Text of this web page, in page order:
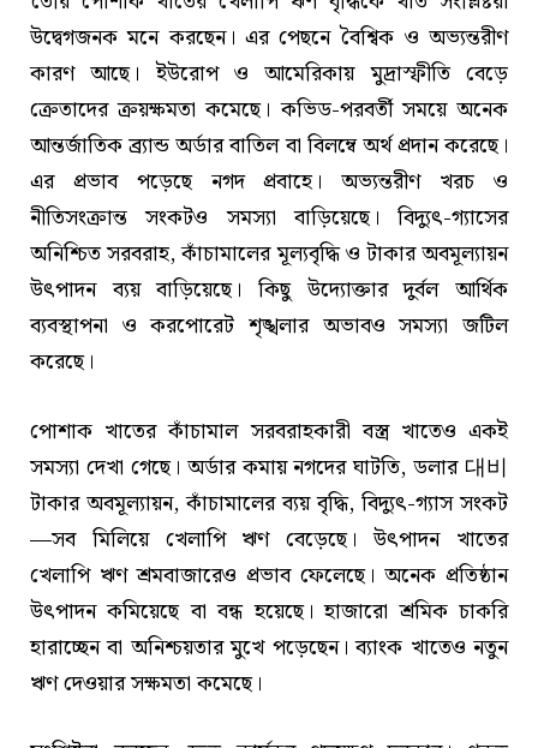
উদ্বেগজনক মনে করছেন। এর পেছনে বৈশ্বিক ও অভ্যন্তরীণ
কারণ আছে। ইউরোপ ও আমেরিকায় মুদ্রাস্ফীতি বেড়ে
ক্রেতাদের ক্রয়ক্ষমতা কমেছে। কভিড-পরবর্তী সময়ে অনেক
আন্তর্জাতিক ব্র্যান্ড অর্ডার বাতিল বা বিলম্বে অর্থ প্রদান করেছে।
এর প্রভাব পড়েছে নগদ প্রবাহে। অভ্যন্তরীণ খরচ ও
নীতিসংক্রান্ত সংকটও সমস্যা বাড়িয়েছে। বিদ্যুৎ-গ্যাসের
অনিশ্চিত সরবরাহ, কাঁচামালের মূল্যবৃদ্ধি ও টাকার অবমূল্যায়ন
উৎপাদন ব্যয় বাড়িয়েছে। কিছু উদ্যোক্তার দুর্বল আর্থিক
ব্যবস্থাপনা ও করপোরেট শৃঙ্খলার অভাবও সমস্যা জটিল
করেছে।
পোশাক খাতের কাঁচামাল সরবরাহকারী বস্ত্র খাতেও একই
সমস্যা দেখা গেছে। অর্ডার কমায় নগদের ঘাটতি, ডলার 대비
টাকার অবমূল্যায়ন, কাঁচামালের ব্যয় বৃদ্ধি, বিদ্যুৎ-গ্যাস সংকট
—সব মিলিয়ে খেলাপি ঋণ বেড়েছে। উৎপাদন খাতের
খেলাপি ঋণ শ্রমবাজারেও প্রভাব ফেলেছে। অনেক প্রতিষ্ঠান
উৎপাদন কমিয়েছে বা বন্ধ হয়েছে। হাজারো শ্রমিক চাকরি
হারাচ্ছেন বা অনিশ্চয়তার মুখে পড়েছেন। ব্যাংক খাতেও নতুন
ঋণ দেওয়ার সক্ষমতা কমেছে।